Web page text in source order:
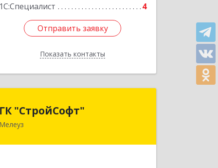
1С:Специалист
4
Отправить заявку
Показать контакты
Отправить заявку
Назад
ГК "СтройСофт"
Мелеуз
ГК "СтройСофт"
453852, Башкортостан Респ, Мелеуз г,